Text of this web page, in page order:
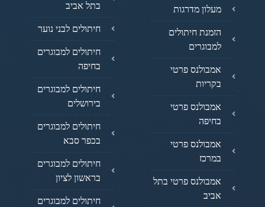
מעלון מדרגות
הזמנת חיתולים
למבוגרים
אמבולנס פרטי
בקריות
אמבולנס פרטי
בחיפה
אמבולנס פרטי
במרכז
אמבולנס פרטי בתל
אביב
בתל אביב
חיתולים לבני נוער
חיתולים למבוגרים
בחיפה
חיתולים למבוגרים
בירושלים
חיתולים למבוגרים
בכפר סבא
חיתולים למבוגרים
בראשון לציון
חיתולים למבוגרים